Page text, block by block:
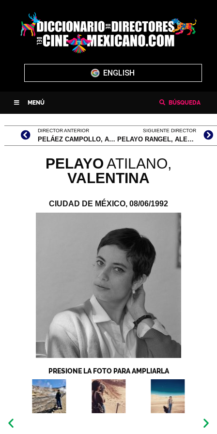
ENGLISH
MENÚ BÚSQUEDA
DIRECTOR ANTERIOR
PELÁEZ CAMPOLLO, ANTONIO
SIGUIENTE DIRECTOR
PELAYO RANGEL, ALEJANDRO
PELAYO ATILANO,
VALENTINA
CIUDAD DE MÉXICO, 08/06/1992
PRESIONE LA FOTO PARA AMPLIARLA